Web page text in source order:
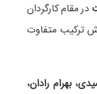
در مقام کارگردان
ترکیب متفاوت
بهرام رادان،